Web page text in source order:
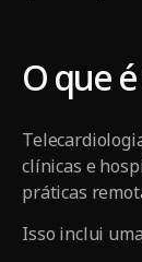
O que
clínicas e
práticas
Isso inclui